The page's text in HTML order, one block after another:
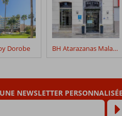
Dorobe BH Atarazanas Malaga Boutique Hotel
NEWSLETTER